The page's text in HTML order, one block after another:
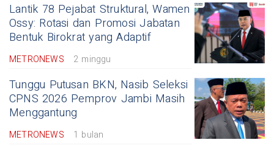
Lantik 78 Pejabat Struktural, Wamen
Ossy: Rotasi dan Promosi Jabatan
Bentuk Birokrat yang Adaptif
METRONEWS 2 minggu
Tunggu Putusan BKN, Nasib Seleksi
CPNS 2026 Pemprov Jambi Masih
Menggantung
METRONEWS 1 bulan